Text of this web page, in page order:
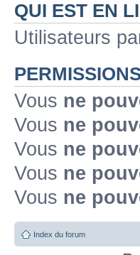
QUI EST EN
Utilisateurs
Vous ne
Vous ne
Vous ne
Vous ne
Vous ne
Index du forum